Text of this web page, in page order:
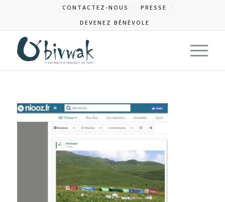
CONTACTEZ-NOUS
PRESSE
DEVENEZ BÉNÉVOLE